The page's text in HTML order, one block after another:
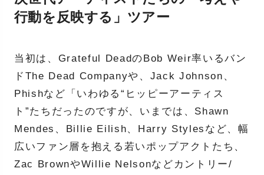
行動を反映する」ツアー
当初は、Grateful DeadのBob Weir率いるバン
ドThe Dead Companyや、Jack Johnson、
Phishなど「いわゆる“ヒッピーアーティス
ト”たちだったのですが、いまでは、Shawn
Mendes、Billie Eilish、Harry Stylesなど、幅
広いファン層を抱える若いポップアクトたち、
Zac BrownやWillie Nelsonなどカントリー/